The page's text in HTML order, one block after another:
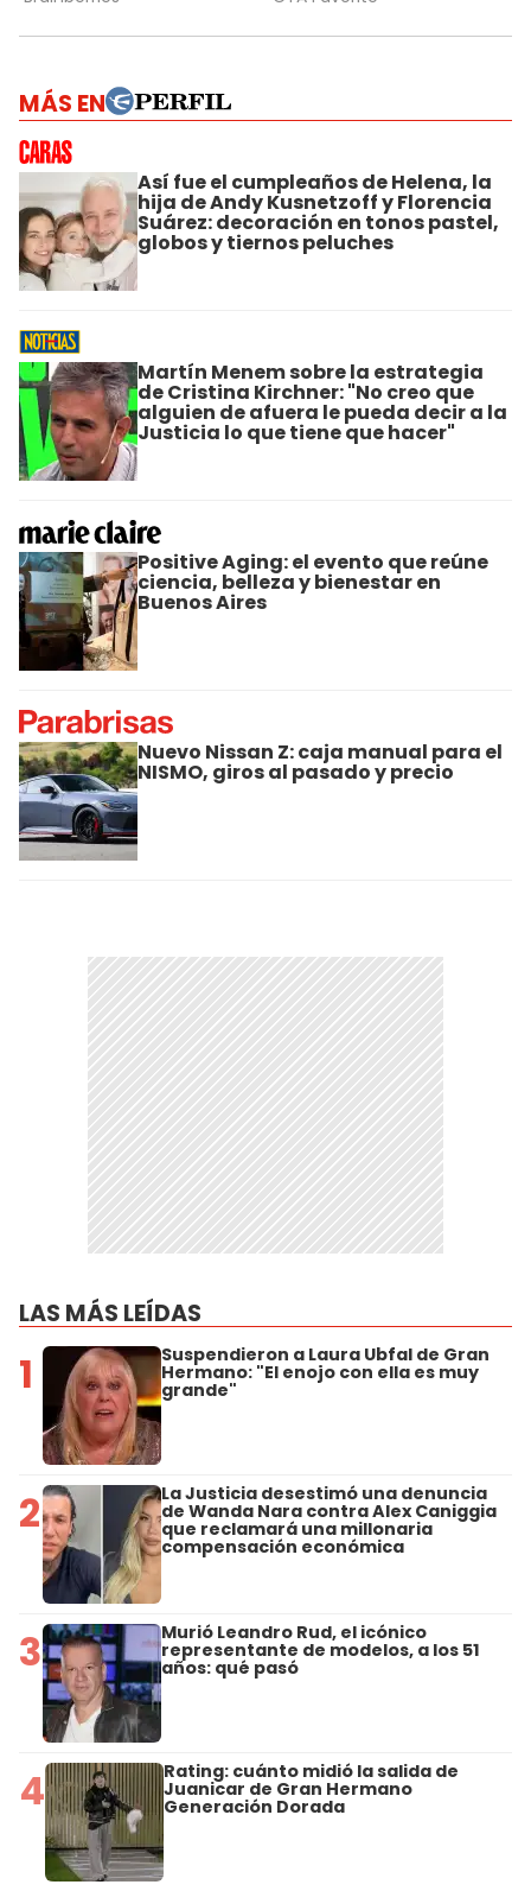
MÁS EN
Así fue el cumpleaños de Helena, la
hija de Andy Kusnetzoff y Florencia
Suárez: decoración en tonos pastel,
globos y tiernos peluches
Martín Menem sobre la estrategia
de Cristina Kirchner: "No creo que
alguien de afuera le pueda decir a la
Justicia lo que tiene que hacer"
Positive Aging: el evento que reúne
ciencia, belleza y bienestar en
Buenos Aires
Nuevo Nissan Z: caja manual para el
NISMO, giros al pasado y precio
LAS MÁS LEÍDAS
1 Suspendieron a Laura Ubfal de Gran
Hermano: "El enojo con ella es muy
grande"
2 La Justicia desestimó una denuncia
de Wanda Nara contra Alex Caniggia
que reclamará una millonaria
compensación económica
3 Murió Leandro Rud, el icónico
representante de modelos, a los 51
años: qué pasó
4 Rating: cuánto midió la salida de
Juanicar de Gran Hermano
Generación Dorada